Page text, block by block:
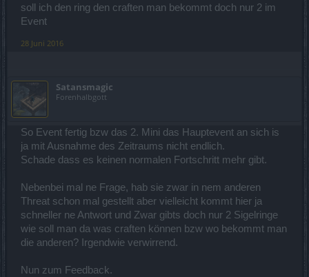
soll ich den ring den craften man bekommt doch nur 2 im
Event
28 Juni 2016
Satansmagic
Forenhalbgott
So Event fertig bzw das 2. Mini das Hauptevent an sich is
ja mit Ausnahme des Zeitraums nicht endlich.
Schade dass es keinen normalen Fortschritt mehr gibt.
Nebenbei mal ne Frage, hab sie zwar in nem anderen
Threat schon mal gestellt aber vielleicht kommt hier ja
schneller ne Antwort und Zwar gibts doch nur 2 Sigelringe
wie soll man da was craften können bzw wo bekommt man
die anderen? Irgendwie verwirrend.
Nun zum Feedback.